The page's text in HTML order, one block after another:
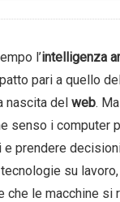
l’intelligenza
pari a quello
nascita del web.
senso i computer
prendere
su
che le macchine si